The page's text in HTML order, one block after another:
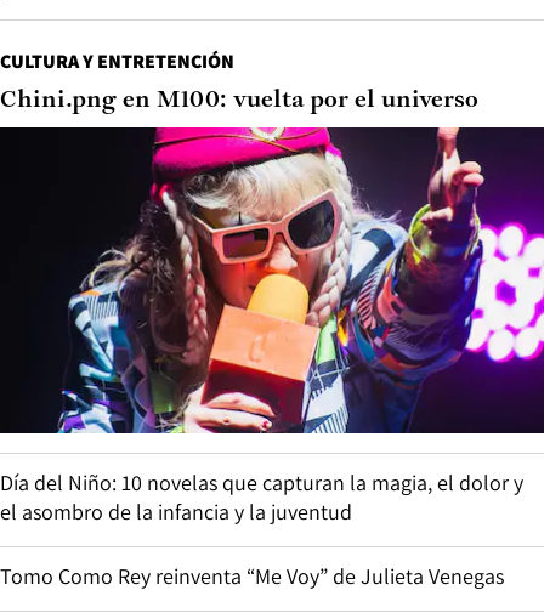
CULTURA Y ENTRETENCIÓN
Chini.png en M100: vuelta por el universo
Día del Niño: 10 novelas que capturan la magia, el dolor y
el asombro de la infancia y la juventud
Tomo Como Rey reinventa “Me Voy” de Julieta Venegas